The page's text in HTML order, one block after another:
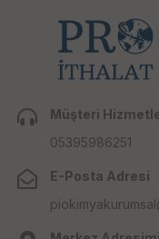
Müşteri
05395986251
E-Posta Adresi